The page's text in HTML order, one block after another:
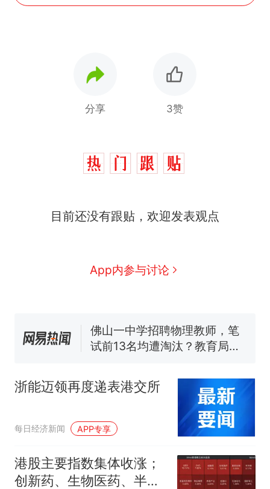
分享 3赞
目前还没有跟贴，欢迎发表观点
App内参与讨论
因老师一句“跟我回家”改写了
协会回应
美国渔民钓获鲨鱼徒手将其拽
回大海 目击者直呼震惊 （视频
佛山一中学招聘物理教师，笔
试前13名均遭淘汰？教育局：
核查
力已达15级 最新研判
热 那个在床头放菜刀的女孩，
因老师一句“跟我回家”改写了
人生
浙能迈领再度递表港交所
每日经济新闻 APP专享
港股主要指数集体收涨；
创新药、生物医药、半导